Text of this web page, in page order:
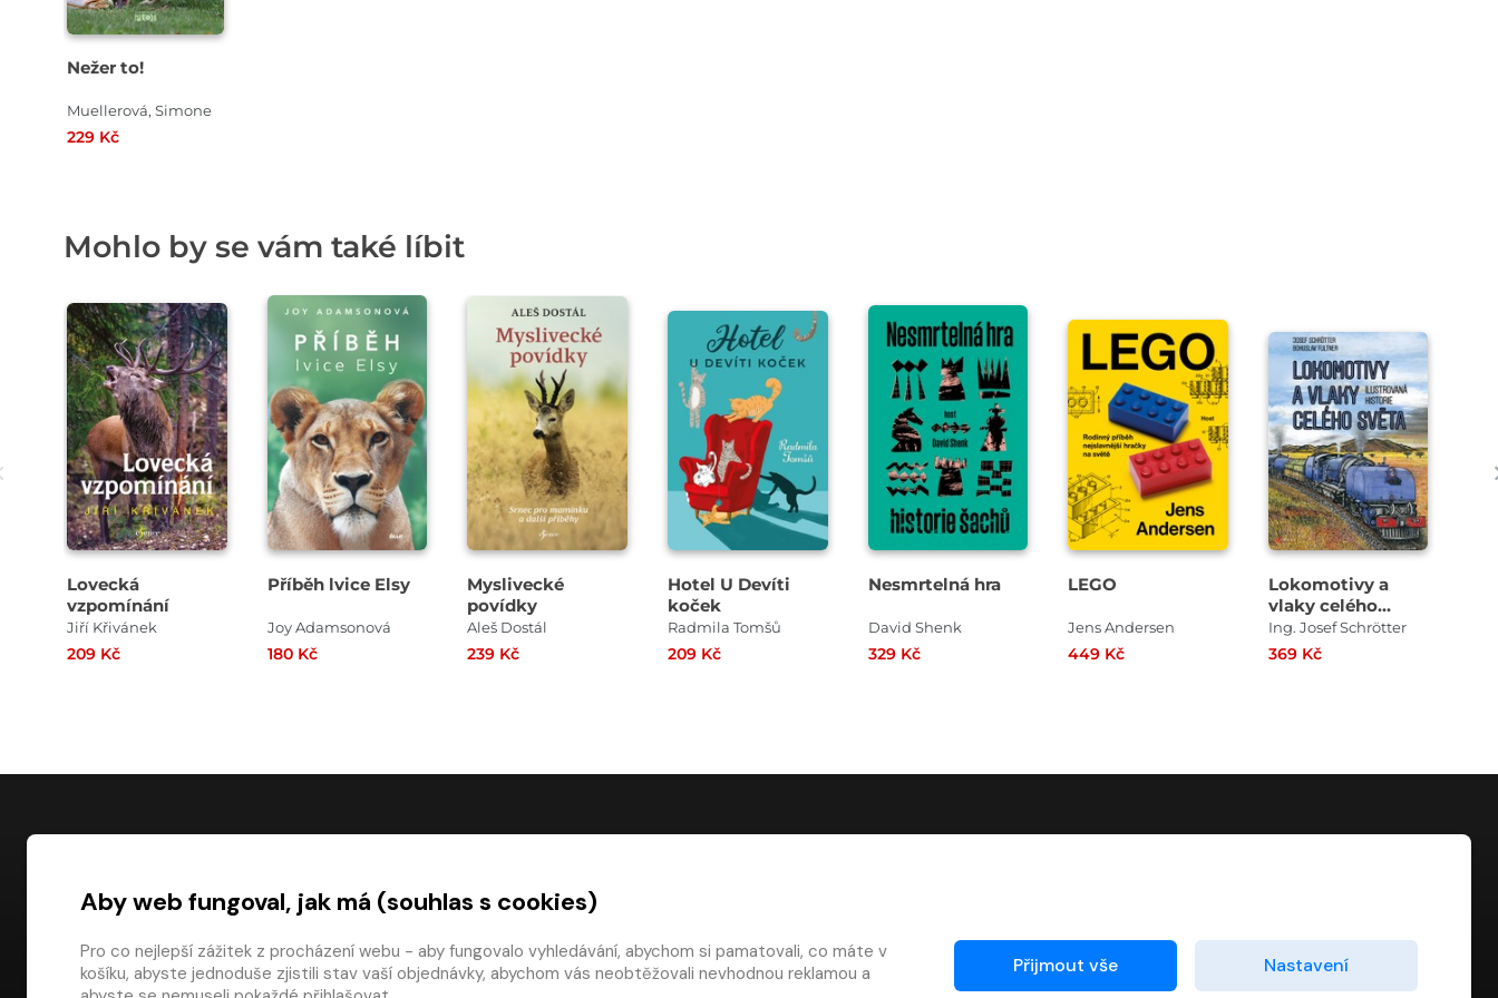
Nežer to!
Muellerová, Simone
229 Kč
Mohlo by se vám také líbit
Lovecká
vzpomínání
Jiří Křivánek
209 Kč
Příběh lvice Elsy
Joy Adamsonová
180 Kč
Myslivecké
povídky
Aleš Dostál
239 Kč
Hotel U Devíti
koček
Radmila Tomšů
209 Kč
Nesmrtelná hra
David Shenk
329 Kč
LEGO
Jens Andersen
449 Kč
Lokomotivy a
vlaky celého
světa
Ing. Josef Schrötter
369 Kč
digiport.cz © 2026
Časté dotazy
Platba
Obchodní podmínky
Kontakty
Články
Aby web fungoval, jak má (souhlas s cookies)
Pro co nejlepší zážitek z procházení webu - aby fungovalo vyhledávání, abychom si pamatovali, co máte v
košíku, abyste jednoduše zjistili stav vaší objednávky, abychom vás neobtěžovali nevhodnou reklamou a
Přijmout vše Nastavení